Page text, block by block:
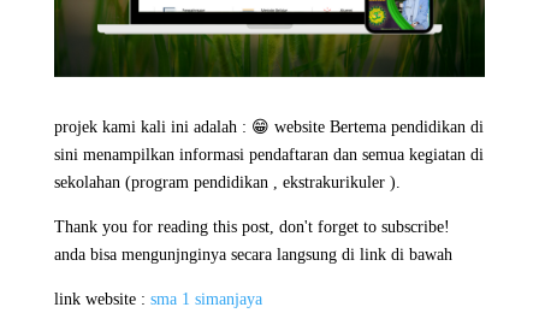
projek kami kali ini adalah : 😁 website Bertema pendidikan di
sini menampilkan informasi pendaftaran dan semua kegiatan di
sekolahan (program pendidikan , ekstrakurikuler ).
Thank you for reading this post, don't forget to subscribe!
anda bisa mengunjnginya secara langsung di link di bawah
link website : sma 1 simanjaya